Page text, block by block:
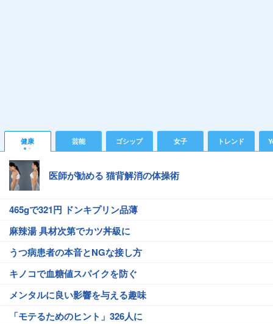
健康 芸能 ゴシップ 女子 トレンド
医師が勧める 猫背解消の体操術
465gで321円 ドンキプリン品薄
麻辣湯 具材次第でカツ丼級に
うつ病患者の本音とNGな接し方
キノコで血糖値スパイクを防ぐ
メンタルに良い影響を与える趣味
「モテるためのヒント」326人に